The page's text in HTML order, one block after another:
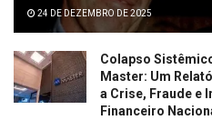
24 DE DEZEMBRO DE 2025
Colapso
Master: Um
a Crise, Fraude e
Financeiro